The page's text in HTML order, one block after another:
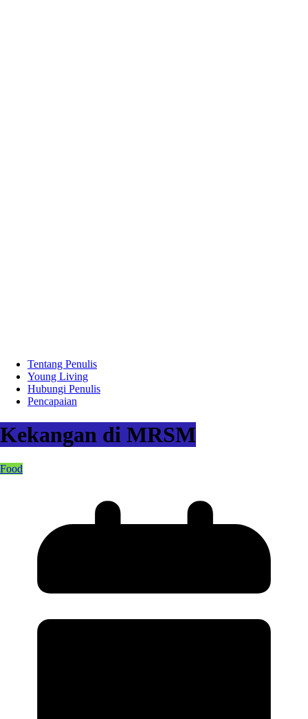
Tentang Penulis
Young Living
Hubungi Penulis
Pencapaian
Kekangan di MRSM
Food